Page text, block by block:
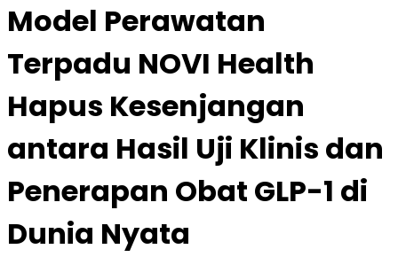
Model Perawatan
Terpadu NOVI Health
Hapus Kesenjangan
antara Hasil Uji Klinis dan
Penerapan Obat GLP-1 di
Dunia Nyata